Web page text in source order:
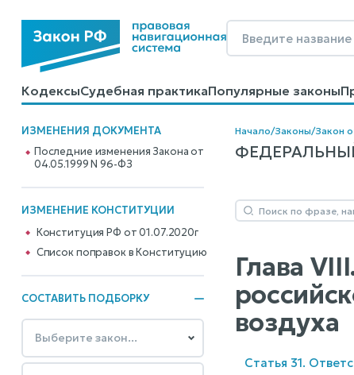
КодексыСудебная практикаПопулярные законы
КалькуляторыСправочные материалыОбразцы
ИЗМЕНЕНИЯ ДОКУМЕНТА
Последние изменения Закона от
04.05.1999 N 96-ФЗ
ИЗМЕНЕНИЕ КОНСТИТУЦИИ
Конституция РФ от 01.07.2020г
Cписок поправок в Конституцию
СОСТАВИТЬ ПОДБОРКУ
Начало/Законы/Закон
Глава
воздуха
Статья 31.